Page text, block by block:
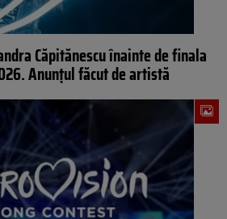
Căpitănescu înainte de finala
Anunțul făcut de artistă